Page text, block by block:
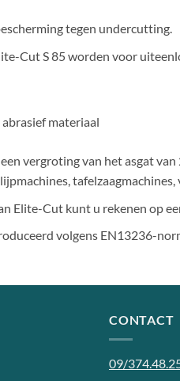
tegen undercutting.
Cut S 85 worden voor
materiaal
een vergroting van het asgat
tafelzaagmachines,
Elite-Cut kunt u rekenen op
volgens EN13236-
CONTACT
09/